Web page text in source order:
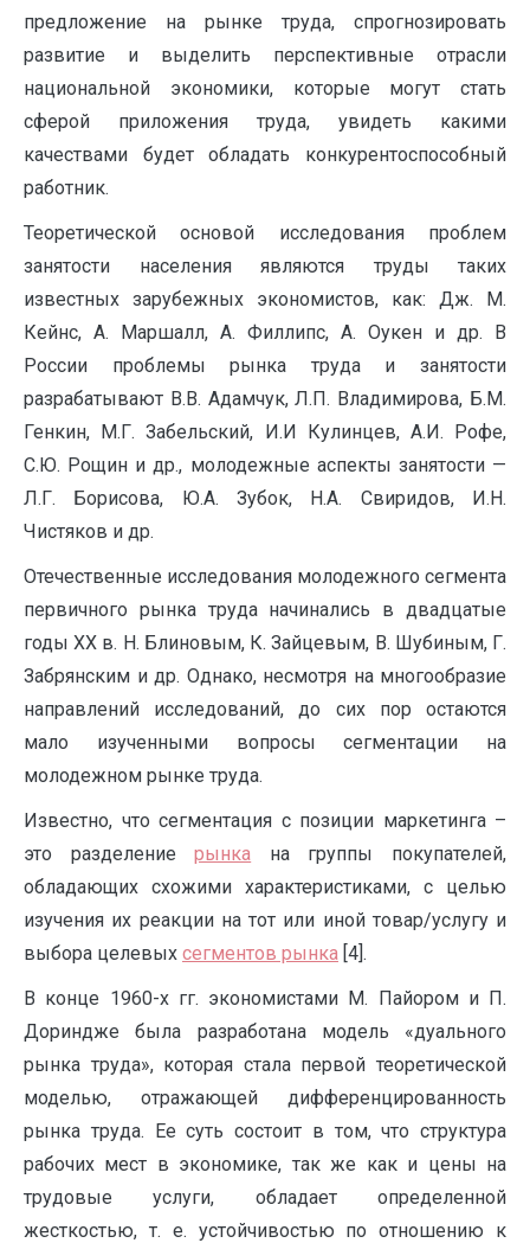
предложение на рынке труда, спрогнозировать
развитие и выделить перспективные отрасли
национальной экономики, которые могут стать
сферой приложения труда, увидеть какими
качествами будет обладать конкурентоспособный
работник.
Теоретической основой исследования проблем
занятости населения являются труды таких
известных зарубежных экономистов, как: Дж. М.
Кейнс, А. Маршалл, А. Филлипс, А. Оукен и др. В
России проблемы рынка труда и занятости
разрабатывают В.В. Адамчук, Л.П. Владимирова, Б.М.
Генкин, М.Г. Забельский, И.И Кулинцев, А.И. Рофе,
С.Ю. Рощин и др., молодежные аспекты занятости —
Л.Г. Борисова, Ю.А. Зубок, Н.А. Свиридов, И.Н.
Чистяков и др.
Отечественные исследования молодежного сегмента
первичного рынка труда начинались в двадцатые
годы XX в. Н. Блиновым, К. Зайцевым, В. Шубиным, Г.
Забрянским и др. Однако, несмотря на многообразие
направлений исследований, до сих пор остаются
мало изученными вопросы сегментации на
молодежном рынке труда.
Известно, что сегментация с позиции маркетинга –
это разделениерынка на группы покупателей,
обладающих схожими характеристиками, с целью
изучения их реакции на тот или иной товар/услугу и
выбора целевых сегментов рынка [4].
В конце 1960-х гг. экономистами М. Пайором и П.
Дориндже была разработана модель «дуального
рынка труда», которая стала первой теоретической
моделью, отражающей дифференцированность
рынка труда. Ее суть состоит в том, что структура
рабочих мест в экономике, так же как и цены на
трудовые услуги, обладает определенной
жесткостью, т. е. устойчивостью по отношению к